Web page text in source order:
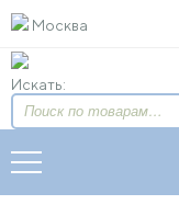
Москва
Искать: